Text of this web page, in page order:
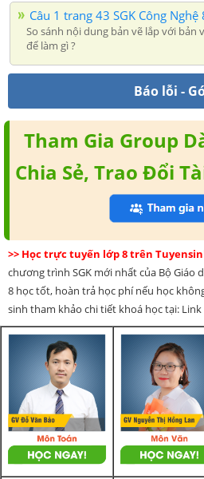
Câu 1 trang 43 SGK Công Nghệ
So sánh nội dung bản vẽ lắp với bản
để làm gì ?
Báo lỗi -
Tham Gia Group
Chia Sẻ, Trao Đổi
>> Học trực tuyến lớp 8 trên
chương trình SGK mới nhất của Bộ Giáo
8 học tốt, hoàn trả học phí nếu học
sinh tham khảo chi tiết khoá học tại: Link